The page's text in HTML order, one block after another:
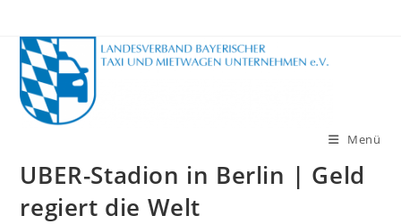
Inhalt
springen
Menü
UBER-Stadion in Berlin | Geld
regiert die Welt